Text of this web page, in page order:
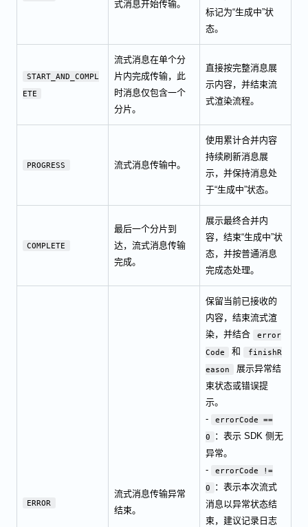
式消息开始传输。
标记为“生成中”状
态。
START_AND_COMPL
ETE
流式消息在单个分
片内完成传输，此
时消息仅包含一个
分片。
直接按完整消息展
示内容，并结束流
式渲染流程。
PROGRESS 流式消息传输中。
使用累计合并内容
持续刷新消息展
示，并保持消息处
于“生成中”状态。
COMPLETE
最后一个分片到
达，流式消息传输
完成。
展示最终合并内
容，结束“生成中”状
态，并按普通消息
完成态处理。
ERROR
流式消息传输异常
结束。
保留当前已接收的
内容，结束流式渲
染，并结合
error
Code
和
finishR
eason
展示异常结
束状态或错误提
示。
-
errorCode ==
0
：表示 SDK 侧无
异常。
-
errorCode !=
0
：表示本次流式
消息以异常状态结
束，建议记录日志